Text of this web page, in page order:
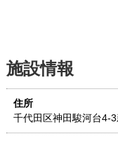
施設情報
住所
千代田区神田駿河台4-3